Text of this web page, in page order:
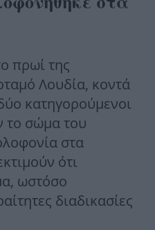
πρωί της
Λουδία, κοντά
κατηγορούμενοι
το σώμα του
στα
ότι
ωστόσο
διαδικασίες